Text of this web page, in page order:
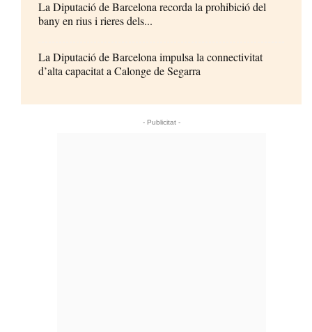
La Diputació de Barcelona recorda la prohibició del
bany en rius i rieres dels...
La Diputació de Barcelona impulsa la connectivitat
d’alta capacitat a Calonge de Segarra
- Publicitat -